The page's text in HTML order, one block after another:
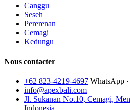
Canggu
Seseh
Pererenan
Cemagi
Kedungu
Nous contacter
+62 823-4219-4697 WhatsApp
info@apexbali.com
Jl. Sukanan No.10, Cemagi,
Indonesia